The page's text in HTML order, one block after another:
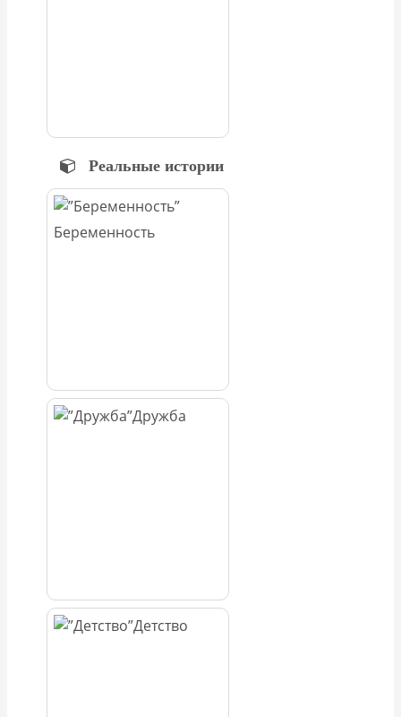
Реальные истории
Беременность
Дружба
Детство